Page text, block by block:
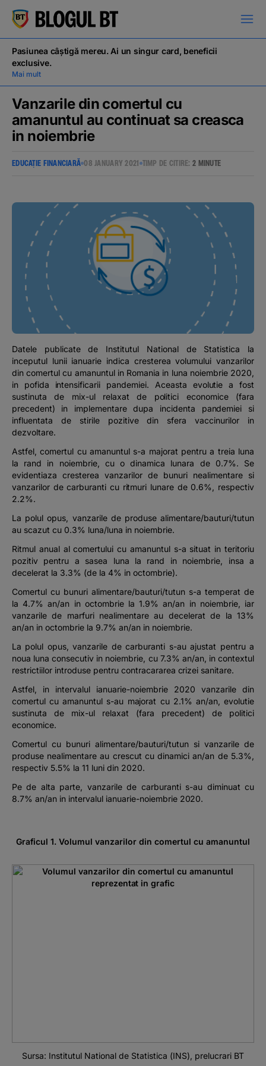
кириллица
Campanii
Educație financiară
BT Pay
Evenimente
Podcast
The MacRO Zone
Banking, pe relaxare
Pasiunea câștigă mereu. Ai un singur card, beneficii
exclusive.
Mai mult
Vanzarile din comertul cu
amanuntul au continuat sa creasca
in noiembrie
EDUCAȚIE FINANCIARĂ 08 JANUARY 2021 TIMP DE CITIRE:2 MINUTE
Datele publicate de Institutul National de Statistica la
inceputul lunii ianuarie indica cresterea volumului vanzarilor
din comertul cu amanuntul in Romania in luna noiembrie 2020,
in pofida intensificarii pandemiei. Aceasta evolutie a fost
sustinuta de mix-ul relaxat de politici economice (fara
precedent) in implementare dupa incidenta pandemiei si
influentata de stirile pozitive din sfera vaccinurilor in
dezvoltare.
Astfel, comertul cu amanuntul s-a majorat pentru a treia luna
la rand in noiembrie, cu o dinamica lunara de 0.7%. Se
evidentiaza cresterea vanzarilor de bunuri nealimentare si
vanzarilor de carburanti cu ritmuri lunare de 0.6%, respectiv
2.2%.
La polul opus, vanzarile de produse alimentare/bauturi/tutun
au scazut cu 0.3% luna/luna in noiembrie.
Ritmul anual al comertului cu amanuntul s-a situat in teritoriu
pozitiv pentru a sasea luna la rand in noiembrie, insa a
decelerat la 3.3% (de la 4% in octombrie).
Comertul cu bunuri alimentare/bauturi/tutun s-a temperat de
la 4.7% an/an in octombrie la 1.9% an/an in noiembrie, iar
vanzarile de marfuri nealimentare au decelerat de la 13%
an/an in octombrie la 9.7% an/an in noiembrie.
La polul opus, vanzarile de carburanti s-au ajustat pentru a
noua luna consecutiv in noiembrie, cu 7.3% an/an, in contextul
restrictiilor introduse pentru contracararea crizei sanitare.
Astfel, in intervalul ianuarie-noiembrie 2020 vanzarile din
comertul cu amanuntul s-au majorat cu 2.1% an/an, evolutie
sustinuta de mix-ul relaxat (fara precedent) de politici
economice.
Comertul cu bunuri alimentare/bauturi/tutun si vanzarile de
produse nealimentare au crescut cu dinamici an/an de 5.3%,
respectiv 5.5% la 11 luni din 2020.
Pe de alta parte, vanzarile de carburanti s-au diminuat cu
8.7% an/an in intervalul ianuarie-noiembrie 2020.
Graficul 1. Volumul vanzarilor din comertul cu amanuntul
Sursa: Institutul National de Statistica (INS), prelucrari BT